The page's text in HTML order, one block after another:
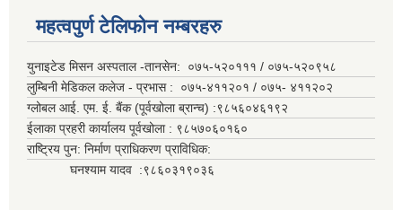
महत्वपुर्ण टेलिफोन नम्बरहरु
युनाइटेड मिसन अस्पताल -तानसेन: ०७५-५२०१११ / ०७५-५२०९५८
लुम्बिनी मेडिकल कलेज - प्रभास : ०७५-४११२०१ / ०७५- ४११२०२
ग्लोबल आई. एम. ई. बैंक (पूर्वखोला ब्रान्च) :९८५६०४६१९२
ईलाका प्रहरी कार्यालय पूर्वखोला : ९८५७०६०१६०
राष्ट्रिय पुन: निर्माण प्राधिकरण प्राविधिक:
घनश्याम यादव :९८६०३१९०३६